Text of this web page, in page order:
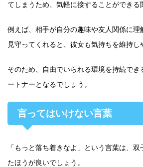
てしまうため、気軽に接することができる
例えば、相手が自分の趣味や友人関係に理
見守ってくれると、彼女も気持ちを維持し
そのため、自由でいられる環境を持続で
ートナーとなるでしょう。
言ってはいけない言葉
「もっと落ち着きなよ」という言葉は、
たほうが良いでしょう。